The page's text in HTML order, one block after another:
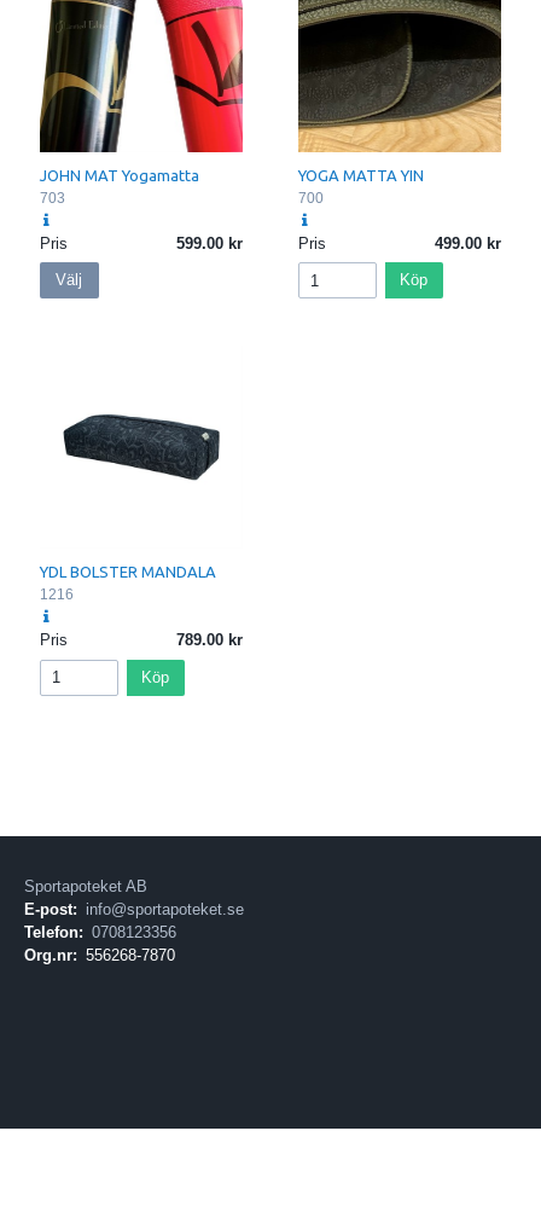
JOHN MAT Yogamatta
703
Pris 599.00
Välj
YOGA MATTA YIN
700
Pris 499.00
Köp
YDL BOLSTER MANDALA
1216
Pris 789.00
Köp
Sportapoteket AB
E-post: info@sportapoteket.se
Telefon: 0708123356
Org.nr: 556268-7870